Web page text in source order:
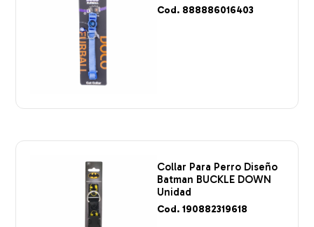
Cod. 888886016403
Collar Para Perro Diseño
Batman BUCKLE DOWN
Unidad
Cod. 190882319618